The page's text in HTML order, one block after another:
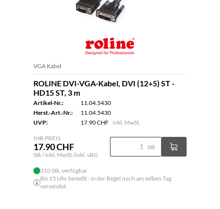
VGA Kabel
ROLINE DVI-VGA-Kabel, DVI (12+5) ST -
HD15 ST, 3 m
Artikel-Nr.:
11.04.5430
Herst.-Art.-Nr.:
11.04.5430
UVP:
17.90 CHF inkl. MwSt.
IHR PREIS
17.90 CHF
Stk / inkl. MwSt./inkl. vRG
Stk
310 Stk. verfügbar
Bis 15 Uhr bestellt - in der Regel noch am selben Tag
versendet